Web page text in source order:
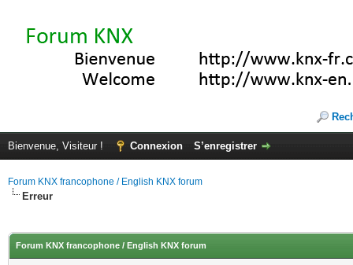
Bienvenue, Visiteur ! Connexion S’enregistrer
Forum KNX francophone / English KNX forum
Erreur
Forum KNX francophone / English KNX forum